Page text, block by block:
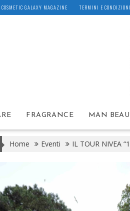
GALAXY MAGAZINE TERMINI E CONDIZIONI
FRAGRANCE MAN
Home Eventi IL TOUR NIVEA